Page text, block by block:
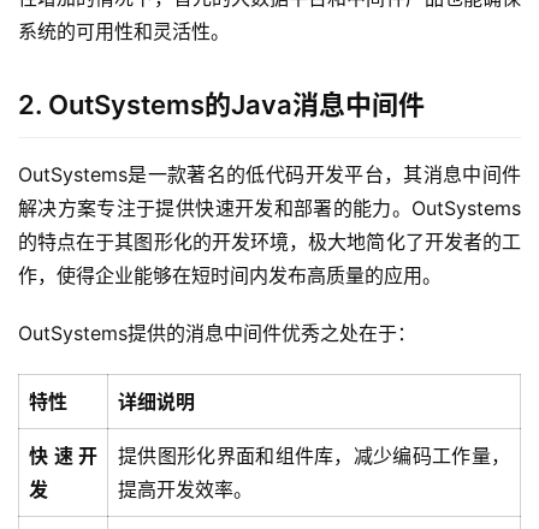
系统的可用性和灵活性。
2. OutSystems的Java消息中间件
OutSystems是一款著名的低代码开发平台，其消息中间件
解决方案专注于提供快速开发和部署的能力。OutSystems
的特点在于其图形化的开发环境，极大地简化了开发者的工
作，使得企业能够在短时间内发布高质量的应用。
OutSystems提供的消息中间件优秀之处在于：
特性 详细说明
快速开
发
提供图形化界面和组件库，减少编码工作量，
提高开发效率。